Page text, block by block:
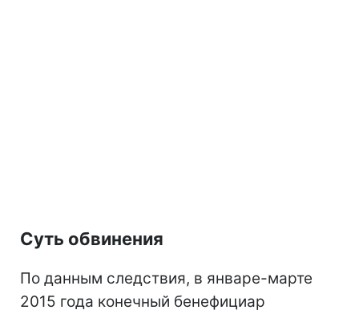
Суть обвинения
По данным следствия, в январе-марте
2015 года конечный бенефициар